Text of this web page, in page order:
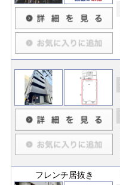
フレンチ居抜き